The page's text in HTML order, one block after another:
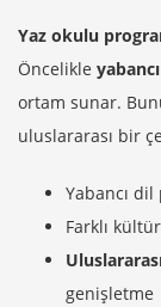
Yaz okulu
Öncelikle
ortam sunar.
uluslararası bir
Yabancı
Farklı
genişletme